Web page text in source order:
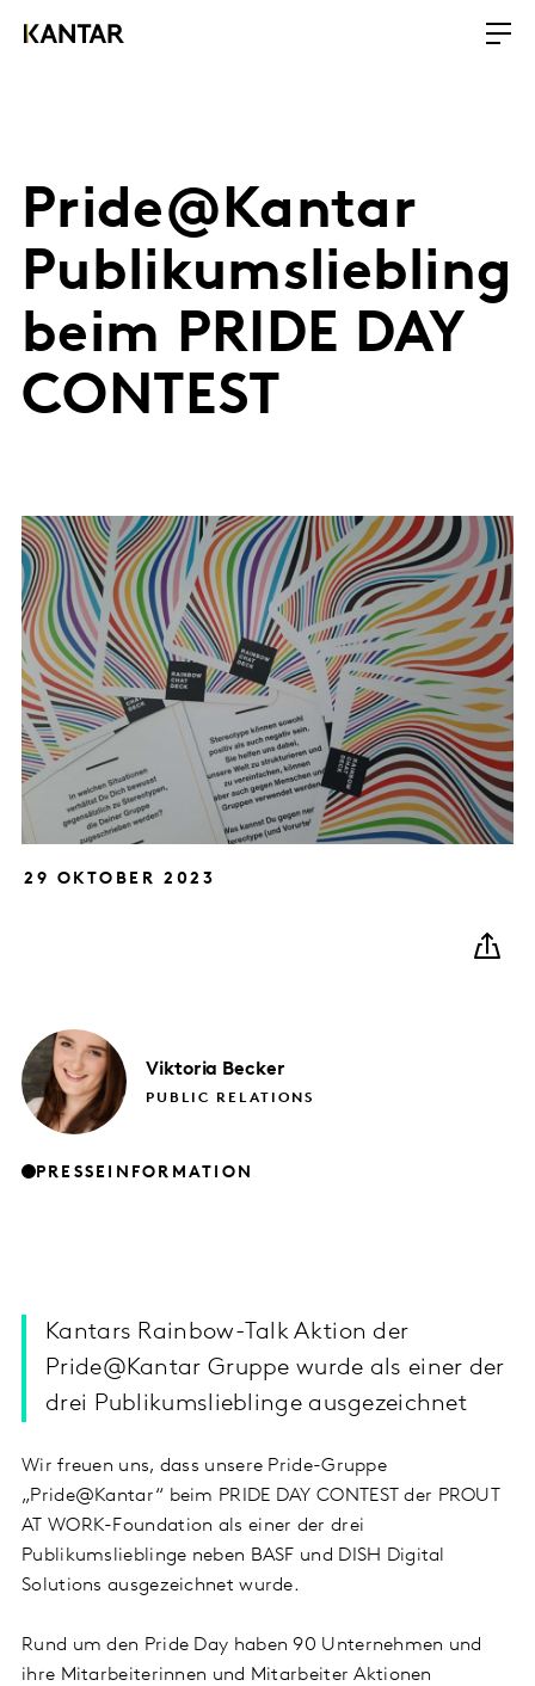
Pride@Kantar
Publikumsliebling
beim PRIDE DAY
CONTEST
29 OKTOBER 2023
Viktoria Becker
PUBLIC RELATIONS
PRESSEINFORMATION
Kantars Rainbow-Talk Aktion der
Pride@Kantar Gruppe wurde als einer der
drei Publikumslieblinge ausgezeichnet
Wir freuen uns, dass unsere Pride-Gruppe
„Pride@Kantar“ beim PRIDE DAY CONTEST der PROUT
AT WORK-Foundation als einer der drei
Publikumslieblinge neben BASF und DISH Digital
Solutions ausgezeichnet wurde.
Rund um den Pride Day haben 90 Unternehmen und
ihre Mitarbeiterinnen und Mitarbeiter Aktionen